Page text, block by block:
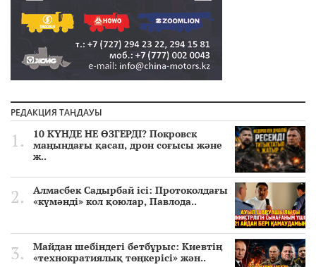
РЕДАКЦИЯ ТАҢДАУЫ
10 КҮНДЕ НЕ ӨЗГЕРДІ? Покровск
маңындағы қасап, дрон соғысы және
ж..
Алмасбек Садырбай ісі: Протоколдағы
«күмәнді» кол қоюлар, Павлода..
Майдан шебіндегі бетбұрыс: Киевтің
«технократиялық төңкерісі» жән..